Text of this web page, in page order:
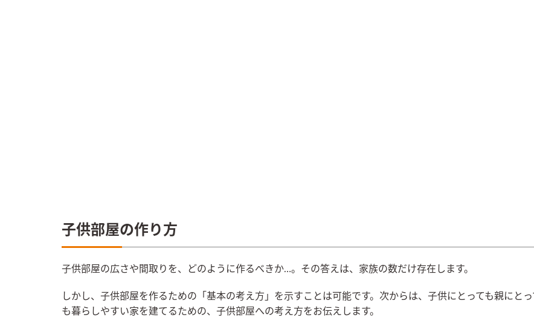
子供部屋の作り方
子供部屋の広さや間取りを、どのように作るべきか…。その答えは、家族の数だけ存在します。
しかし、子供部屋を作るための「基本の考え方」を示すことは可能です。次からは、子供にとっても親にとっ
も暮らしやすい家を建てるための、子供部屋への考え方をお伝えします。